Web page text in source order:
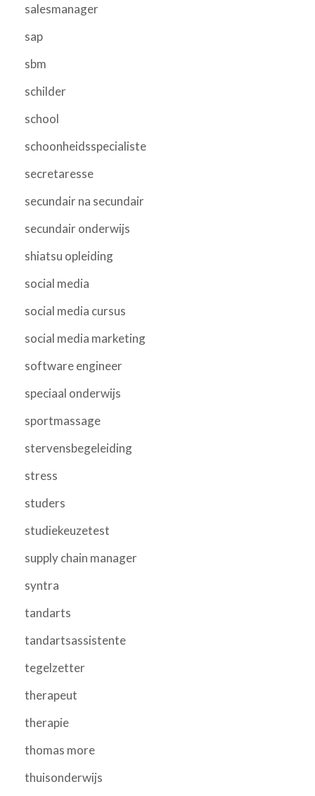
salesmanager
sap
sbm
schilder
school
schoonheidsspecialiste
secretaresse
secundair na secundair
secundair onderwijs
shiatsu opleiding
social media
social media cursus
social media marketing
software engineer
speciaal onderwijs
sportmassage
stervensbegeleiding
stress
studers
studiekeuzetest
supply chain manager
syntra
tandarts
tandartsassistente
tegelzetter
therapeut
therapie
thomas more
thuisonderwijs